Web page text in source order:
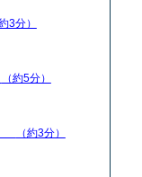
3分）
（約5分）
（約3分）